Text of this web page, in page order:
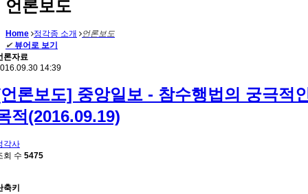
언론보도
Home 정각종 소개
언론보도
✔ 뷰어로 보기
론자료
14:39
론보도] 중앙일보 - 참수행법의 궁극적
적(2016.09.19)
각사
회 수 5475
축키